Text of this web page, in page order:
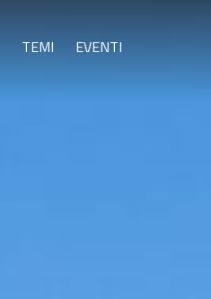
TEMI EVENTI